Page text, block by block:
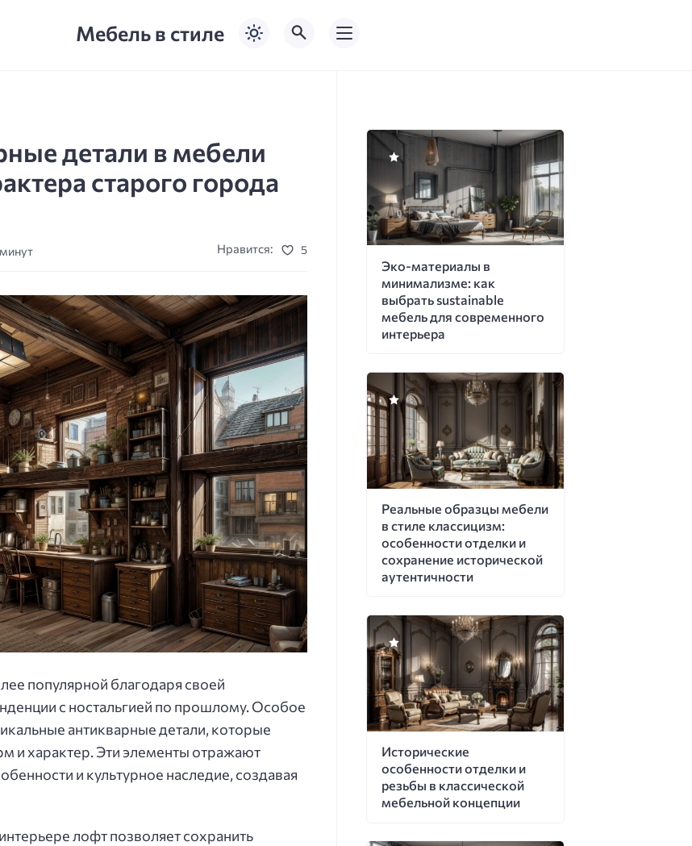
Мебель в стиле
детали в мебели
старого города
Нравится: 5
популярной благодаря своей
с ностальгией по прошлому. Особое
антикварные детали, которые
и характер. Эти элементы отражают
и культурное наследие, создавая
лофт позволяет сохранить
Эко-материалы в
минимализме: как
выбрать sustainable
мебель для современного
интерьера
Реальные образцы мебели
в стиле классицизм:
особенности отделки и
сохранение исторической
аутентичности
Исторические
особенности отделки и
резьбы в классической
мебельной концепции